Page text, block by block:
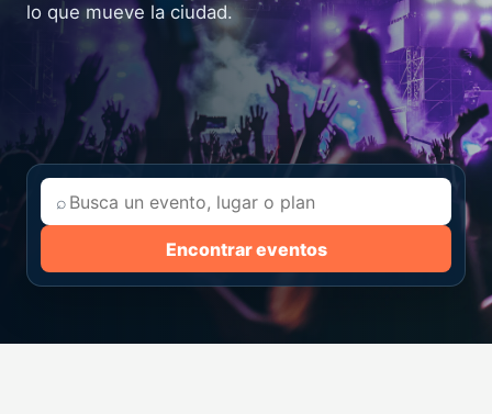
lo que mueve la ciudad.
⌕
Encontrar eventos